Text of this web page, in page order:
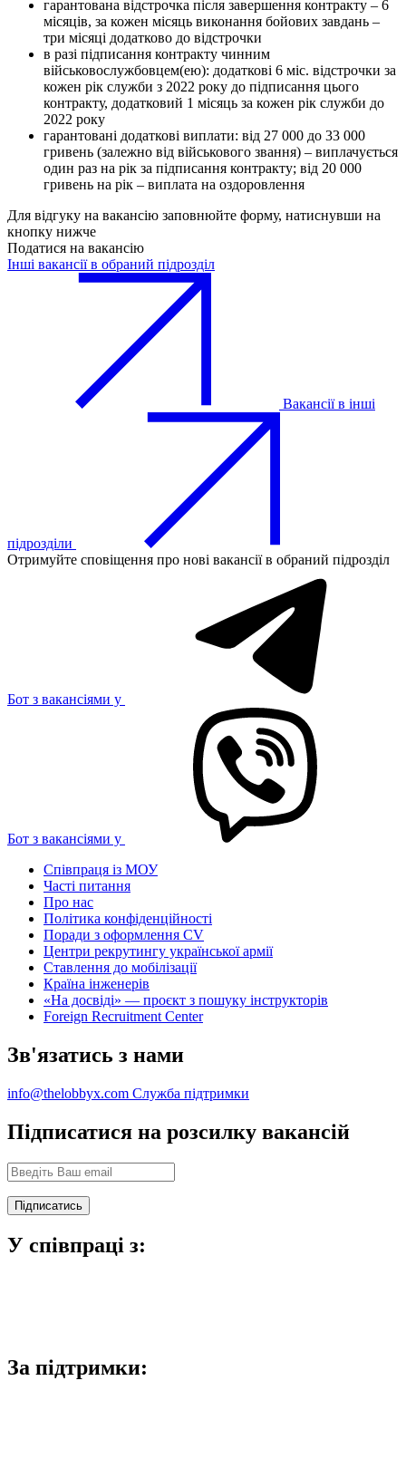
гарантована відстрочка після завершення контракту – 6
місяців, за кожен місяць виконання бойових завдань –
три місяці додатково до відстрочки
в разі підписання контракту чинним
військовослужбовцем(ею): додаткові 6 міс. відстрочки за
кожен рік служби з 2022 року до підписання цього
контракту, додатковий 1 місяць за кожен рік служби до
2022 року
гарантовані додаткові виплати: від 27 000 до 33 000
гривень (залежно від військового звання) – виплачується
один раз на рік за підписання контракту; від 20 000
гривень на рік – виплата на оздоровлення
Для відгуку на вакансію заповнюйте форму, натиснувши на
кнопку нижче
Податися на вакансію
Інші вакансії в обраний підрозділ
Вакансії в інші
підрозділи
Отримуйте сповіщення про нові вакансії в обраний підрозділ
Бот з вакансіями у
Бот з вакансіями у
Співпраця із МОУ
Часті питання
Про нас
Політика конфіденційності
Поради з оформлення CV
Центри рекрутингу української армії
Ставлення до мобілізації
Країна інженерів
«На досвіді» — проєкт з пошуку інструкторів
Foreign Recruitment Center
Зв'язатись з нами
info@thelobbyx.com Служба підтримки
Підписатися на розсилку вакансій
У співпраці з:
За підтримки: